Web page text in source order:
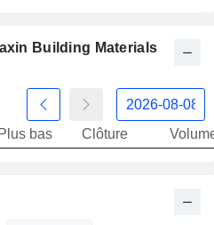
Building Materials
Plus bas Clôture